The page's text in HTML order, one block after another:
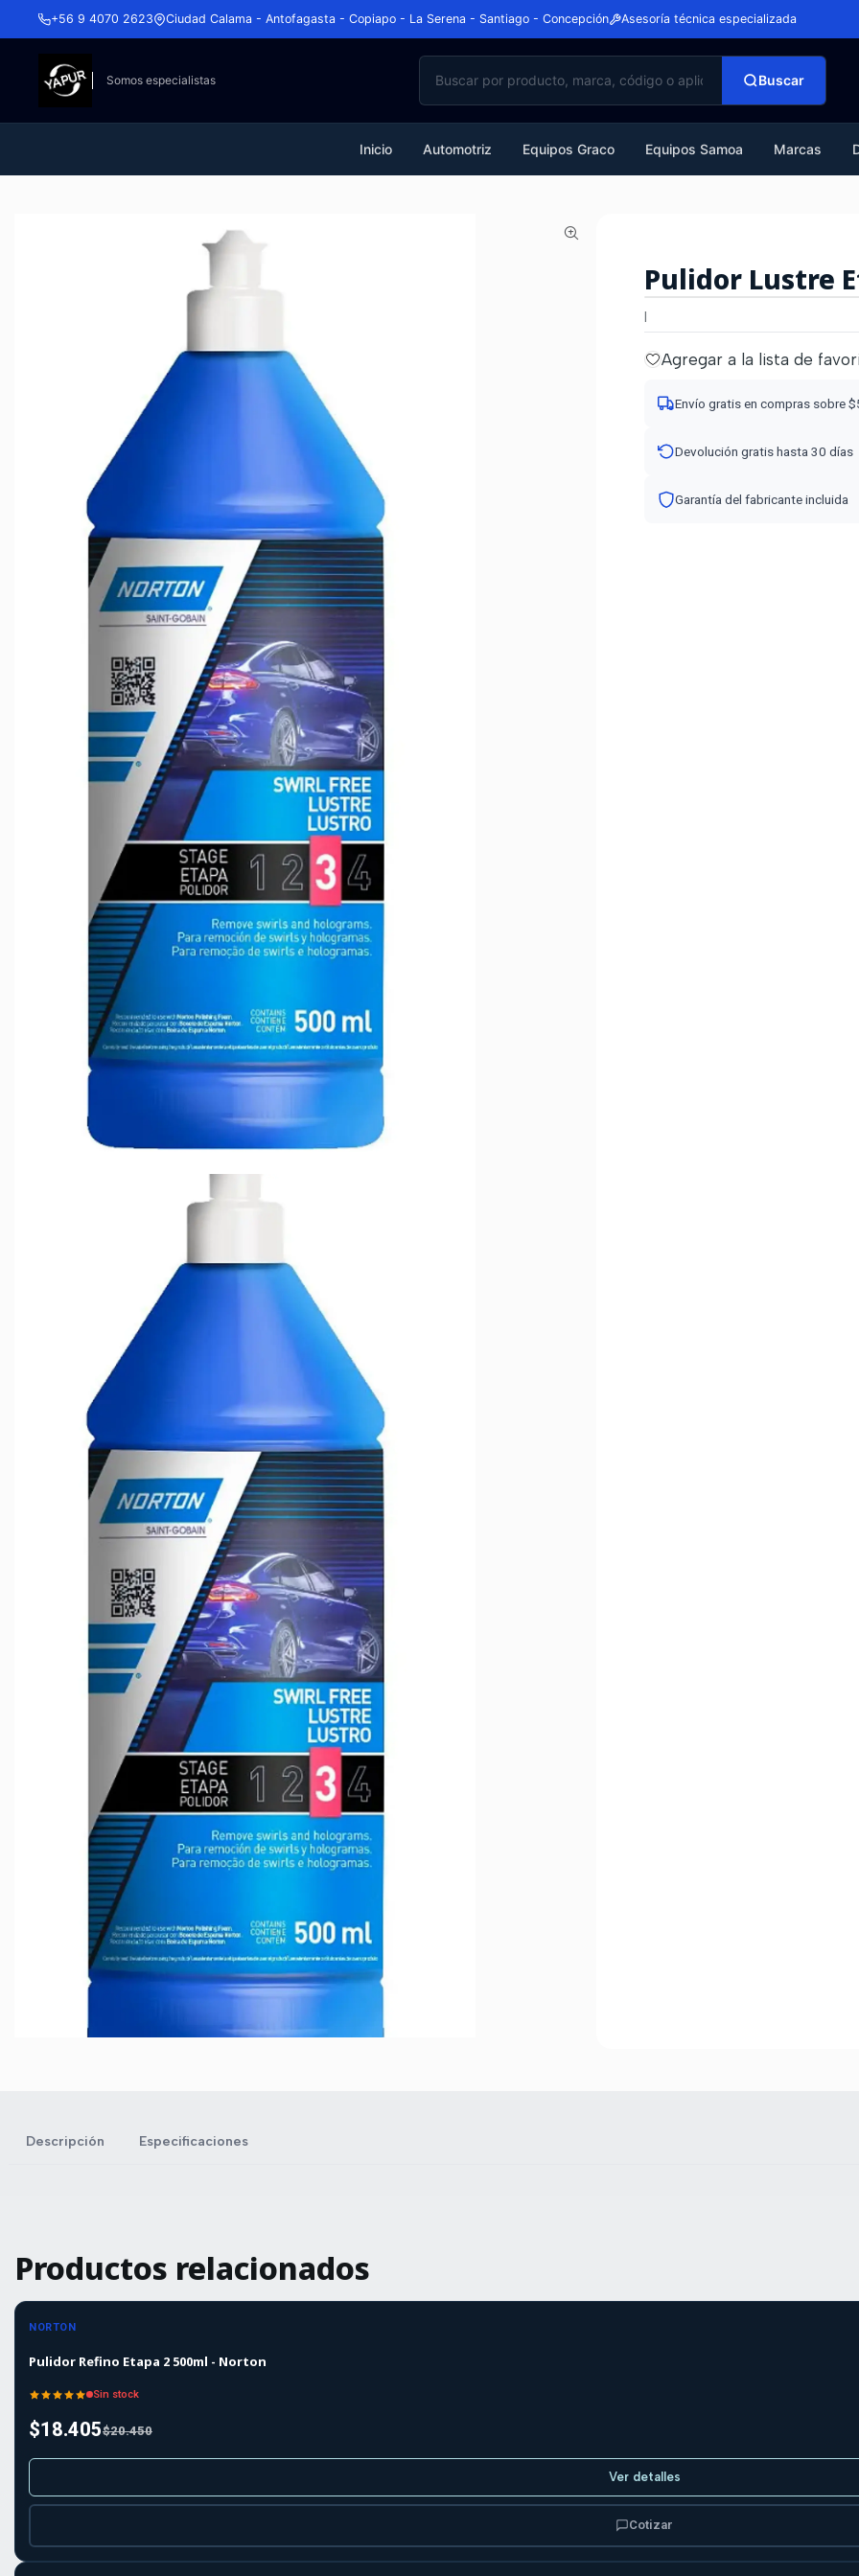
+56 9 4070 2623 Ciudad Calama - Antofagasta - Copiapo - La Serena - Santiago - Concepción Asesoría técnica especializada
Somos especialistas Buscar
Inicio Automotriz Equipos Graco Equipos Samoa Marcas
|
Pulidor Lustre
Agregar a la lista de
Envío gratis en compras sobre
Devolución gratis hasta 30 días
Garantía del fabricante incluida
Descripción Especificaciones
Productos relacionados
-10%
-10%OFF
NORTON
Pulidor Refino Etapa 2 500ml - Norton
Sin stock
$18.405$20.450
Ver detalles
Cotizar